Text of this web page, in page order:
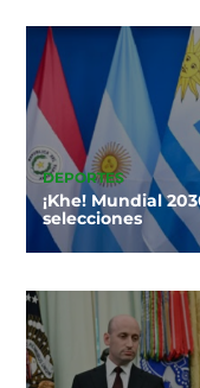
DEPORTES
¡Khe! Mundial
selecciones